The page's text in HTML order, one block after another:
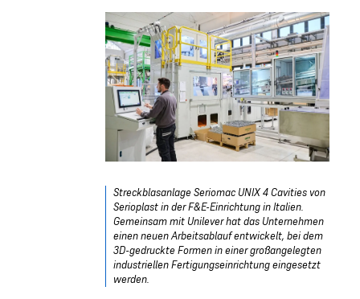
Streckblasanlage Seriomac UNIX 4 Cavities von
Serioplast in der F&E-Einrichtung in Italien.
Gemeinsam mit Unilever hat das Unternehmen
einen neuen Arbeitsablauf entwickelt, bei dem
3D-gedruckte Formen in einer großangelegten
industriellen Fertigungseinrichtung eingesetzt
werden.